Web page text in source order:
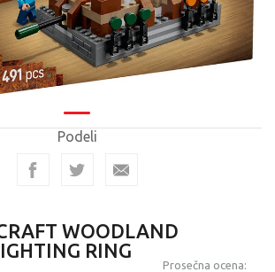
Podeli
WOODLAND
RING
Prosečna ocena: